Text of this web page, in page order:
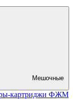
картриджи ФЖМ